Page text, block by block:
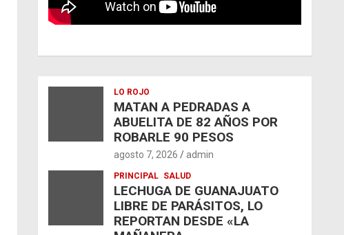
LO ROJO
MATAN A PEDRADAS A
ABUELITA DE 82 AÑOS POR
ROBARLE 90 PESOS
agosto 7, 2026 admin
PRINCIPAL SALUD
LECHUGA DE GUANAJUATO
LIBRE DE PARÁSITOS, LO
REPORTAN DESDE «LA